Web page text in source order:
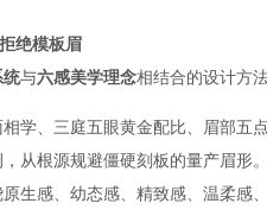
绝模板眉
统与六感美学理念相结合的设计方
相学、三庭五眼黄金配比、眉部五
从根源规避僵硬刻板的量产眉形
原生感、幼态感、精致感、温柔感